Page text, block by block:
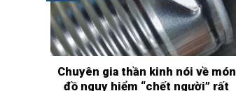
Chuyên gia thần kinh nói về món
đồ nguy hiểm “chết người” rất